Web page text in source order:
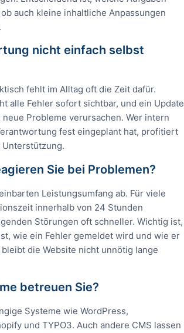
auch kleine inhaltliche Anpassungen
nicht einfach selbst
fehlt im Alltag oft die Zeit dafür.
alle Fehler sofort sichtbar, und ein Update
Probleme verursachen. Wer intern
fest eingeplant hat, profitiert
Sie bei Problemen?
Leistungsumfang ab. Für viele
innerhalb von 24 Stunden
Störungen oft schneller. Wichtig ist,
wie ein Fehler gemeldet wird und wie er
die Website nicht unnötig lange
betreuen Sie?
Systeme wie WordPress,
und TYPO3. Auch andere CMS lassen